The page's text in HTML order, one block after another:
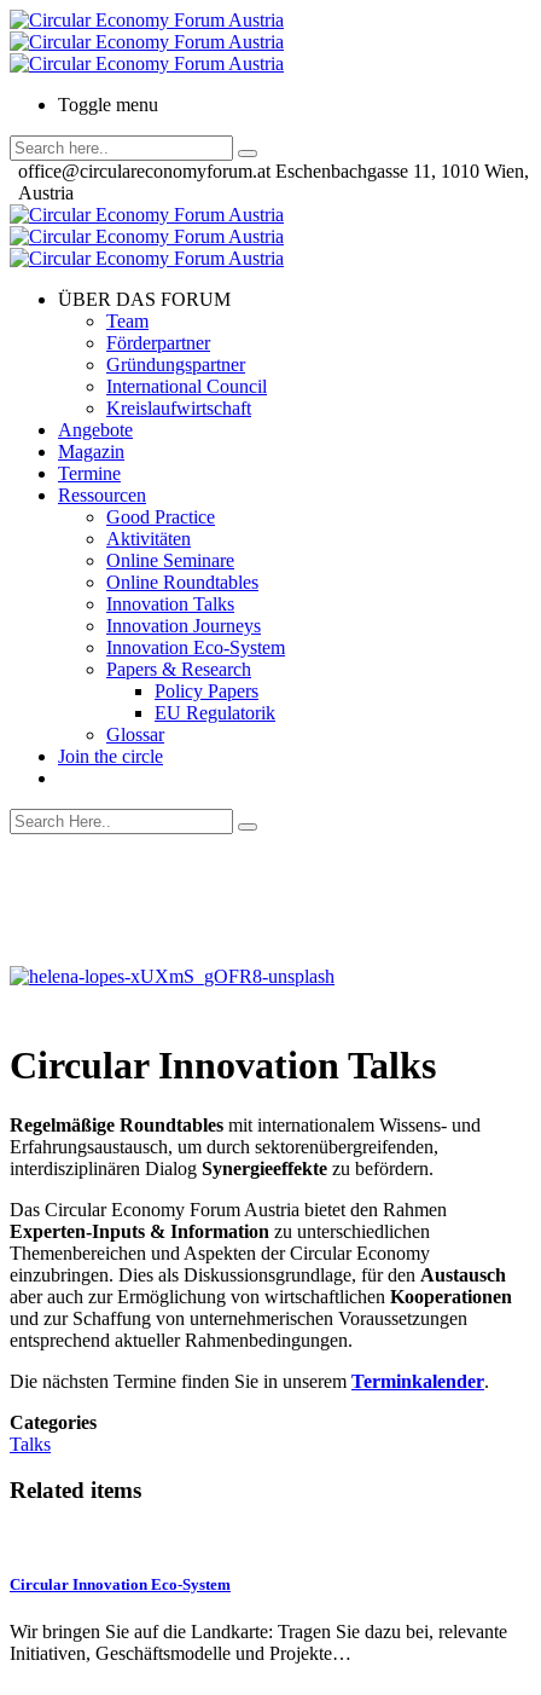
Toggle menu
office@circulareconomyforum.at Eschenbachgasse 11, 1010 Wien,
Austria
ÜBER DAS FORUM
Team
Förderpartner
Gründungspartner
International Council
Kreislaufwirtschaft
Angebote
Magazin
Termine
Ressourcen
Good Practice
Aktivitäten
Online Seminare
Online Roundtables
Innovation Talks
Innovation Journeys
Innovation Eco-System
Papers & Research
Policy Papers
EU Regulatorik
Glossar
Join the circle
Circular Innovation Talks
Regelmäßige Roundtables mit internationalem Wissens- und
Erfahrungsaustausch, um durch sektorenübergreifenden,
interdisziplinären Dialog Synergieeffekte zu befördern.
Das Circular Economy Forum Austria bietet den Rahmen
Experten-Inputs & Information zu unterschiedlichen
Themenbereichen und Aspekten der Circular Economy
einzubringen. Dies als Diskussionsgrundlage, für den Austausch
aber auch zur Ermöglichung von wirtschaftlichen Kooperationen
und zur Schaffung von unternehmerischen Voraussetzungen
entsprechend aktueller Rahmenbedingungen.
Die nächsten Termine finden Sie in unserem Terminkalender.
Categories
Talks
Related items
Circular Innovation Eco-System
Wir bringen Sie auf die Landkarte: Tragen Sie dazu bei, relevante
Initiativen, Geschäftsmodelle und Projekte…